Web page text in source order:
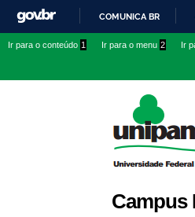
conteúdo
IR
O
COMUNICA BR
Ir para o conteúdo 1 Ir para o menu 2 Ir
Campus